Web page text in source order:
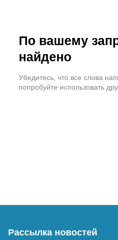
По вашему
найдено
Убедитесь, что все слова
попробуйте использовать
Рассылка новостей